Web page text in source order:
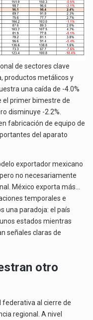
de sectores clave
productos metálicos y
una caída de -4.0%
el primer bimestre de
disminuye -2.2%.
fabricación de equipo de
del aparato
exportador mexicano
no necesariamente
México exporta más…
temporales e
una paradoja: el país
estados mientras
señales claras de
otro
federativa al cierre de
regional. A nivel